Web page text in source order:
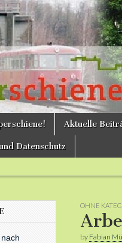
/
Aktuelle
Datenschutz
OHNE
by Fabian